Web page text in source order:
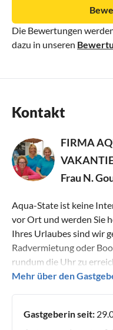
Die Bewertungen
dazu in unseren
Kontakt
FIRMA
Frau N.
Aqua-State ist keine
vor Ort und werden Sie
Ihres Urlaubes sind wir
Radvermietung oder
rundum die Uhr zu
begrüßen zu dürfen.
Mehr über den
Gastgeberin seit: